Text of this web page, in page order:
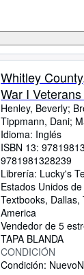
Whitley
War I
Henley, Beverly;
Tippmann, Dani;
Idioma: Inglés
ISBN 13:
9781981328239
Librería: Lucky's
Estados Unidos
Textbooks, Dallas,
America
Vendedor de 5
TAPA BLANDA
CONDICIÓN
Condición: Nuevo